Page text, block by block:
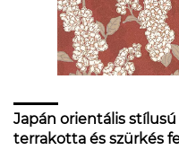
Japán orientális
terrakotta és szürkés